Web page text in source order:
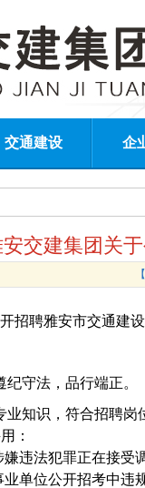
交通建设 企
交建集团关
招聘雅安市交通建
纪守法，品行端正。
业知识，符合招聘岗
：
违法犯罪正在接受
单位公开招考中违